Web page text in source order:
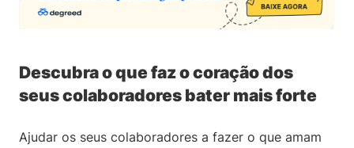
Descubra o que faz o coração dos
seus colaboradores bater mais forte
Ajudar os seus colaboradores a fazer o que amam